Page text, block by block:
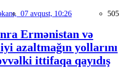
07 avqust, 10:26 505
Ermənistan və
azaltmağın yollarını
ittifaqa qayıdış